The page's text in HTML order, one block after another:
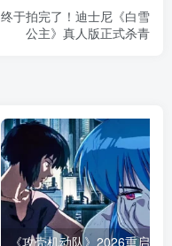
终于拍完了！迪士尼《白雪
公主》真人版正式杀青